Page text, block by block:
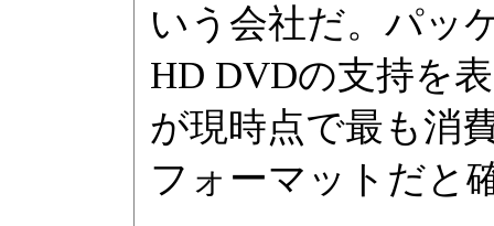
いう会社だ。パッ
HD DVDの支持を
が現時点で最も消
フォーマットだと